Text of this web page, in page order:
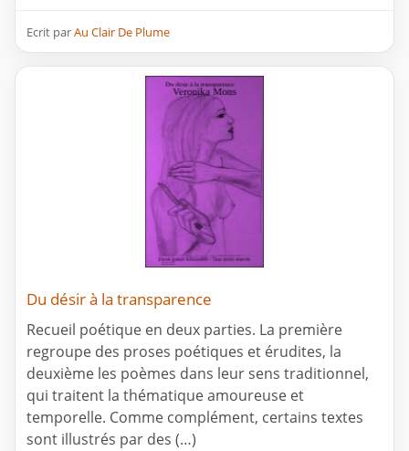
Ecrit parAu Clair De Plume
Du désir à la transparence
Recueil poétique en deux parties. La première
regroupe des proses poétiques et érudites, la
deuxième les poèmes dans leur sens traditionnel,
qui traitent la thématique amoureuse et
temporelle. Comme complément, certains textes
sont illustrés par des (…)